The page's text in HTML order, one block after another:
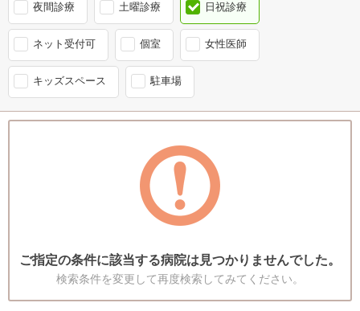
夜間診療 土曜診療 日祝診療
ネット受付可 個室 女性医師
キッズスペース 駐車場
ご指定の条件に該当する病院は見つかりませんでした。
検索条件を変更して再度検索してみてください。